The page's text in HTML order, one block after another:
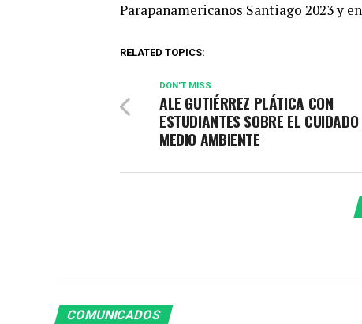
Parapanamericanos Santiago 2023 y
RELATED TOPICS:
DON'T MISS
ALE GUTIÉRREZ PLÁTICA CON
ESTUDIANTES SOBRE EL
MEDIO AMBIENTE
COMUNICADOS